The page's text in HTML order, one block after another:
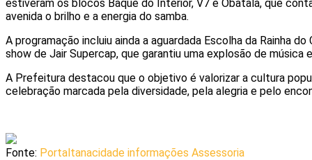
estiveram os blocos Baque do Interior, V7 e Obatalá, que
avenida o brilho e a energia do samba.
A programação incluiu ainda a aguardada Escolha da Rainha
show de Jair Supercap, que garantiu uma explosão de música
A Prefeitura destacou que o objetivo é valorizar a cultura
celebração marcada pela diversidade, pela alegria e pelo
Fonte: Portaltanacidade informações Assessoria